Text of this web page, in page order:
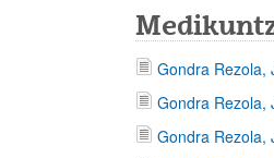
Gondra Rezola,
Gondra Rezola,
Gondra Rezola,